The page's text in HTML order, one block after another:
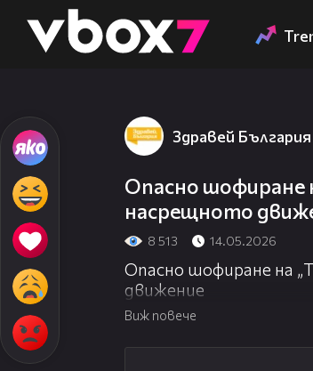
👾
Здравей България
Опасно шофиране
насрещното
8 513 14.05.2026
Опасно шофиране на
движение
Виж повече